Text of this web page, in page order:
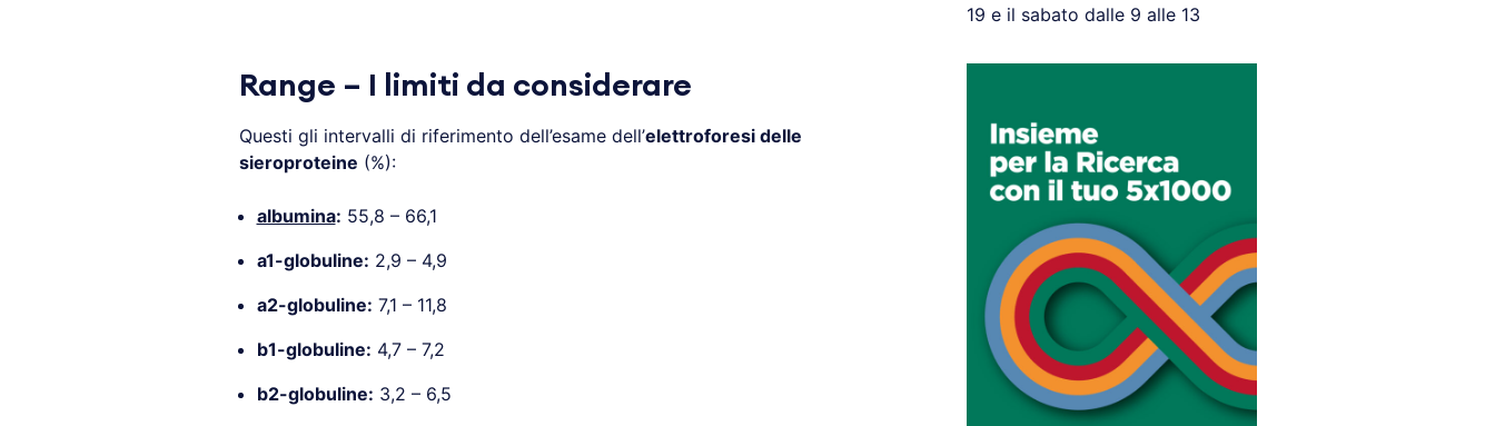
Range – I limiti da considerare
Questi gli intervalli di riferimento dell’esame dell’elettroforesi delle
sieroproteine (%):
albumina: 55,8 – 66,1
a1-globuline: 2,9 – 4,9
a2-globuline: 7,1 – 11,8
b1-globuline: 4,7 – 7,2
b2-globuline: 3,2 – 6,5
19 e il sabato dalle 9 alle 13